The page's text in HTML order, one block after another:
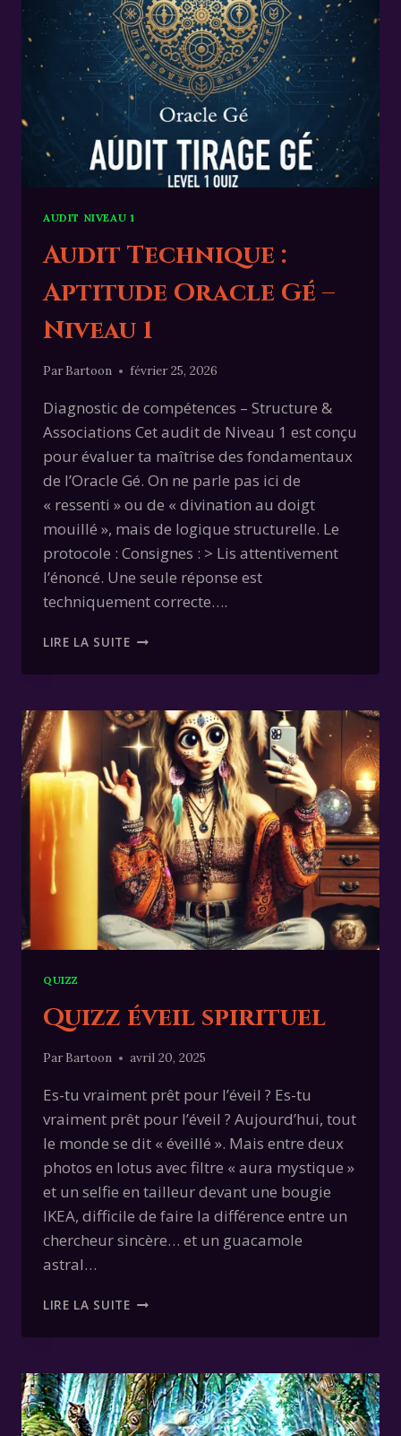
AUDIT NIVEAU 1
Audit Technique :
Aptitude Oracle Gé –
Niveau 1
Par Bartoon février 25, 2026
Diagnostic de compétences – Structure &
Associations Cet audit de Niveau 1 est conçu
pour évaluer ta maîtrise des fondamentaux
de l’Oracle Gé. On ne parle pas ici de
« ressenti » ou de « divination au doigt
mouillé », mais de logique structurelle. Le
protocole : Consignes : > Lis attentivement
l’énoncé. Une seule réponse est
techniquement correcte….
LIRE LA SUITEAUDIT
:
ORACLE
GÉ
–
NIVEAU
1
QUIZZ
Quizz éveil spirituel
Par Bartoon avril 20, 2025
Es-tu vraiment prêt pour l’éveil ? Es-tu
vraiment prêt pour l’éveil ? Aujourd’hui, tout
le monde se dit « éveillé ». Mais entre deux
photos en lotus avec filtre « aura mystique »
et un selfie en tailleur devant une bougie
IKEA, difficile de faire la différence entre un
chercheur sincère… et un guacamole
astral…
LIRE LA SUITEQUIZZ
SPIRITUEL